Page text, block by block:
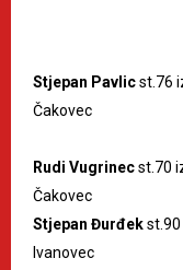
Stjepan Pavlicst.76
Čakovec
Rudi Vugrinecst.70
Čakovec
Stjepan Đurđekst.90
Ivanovec